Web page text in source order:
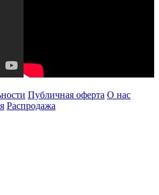
Публичная оферта О нас
Распродажа